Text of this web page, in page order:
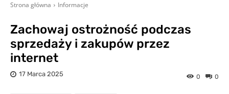
Strona główna Informacje
Zachowaj ostrożność podczas
sprzedaży i zakupów przez
internet
17 Marca 2025 0
0